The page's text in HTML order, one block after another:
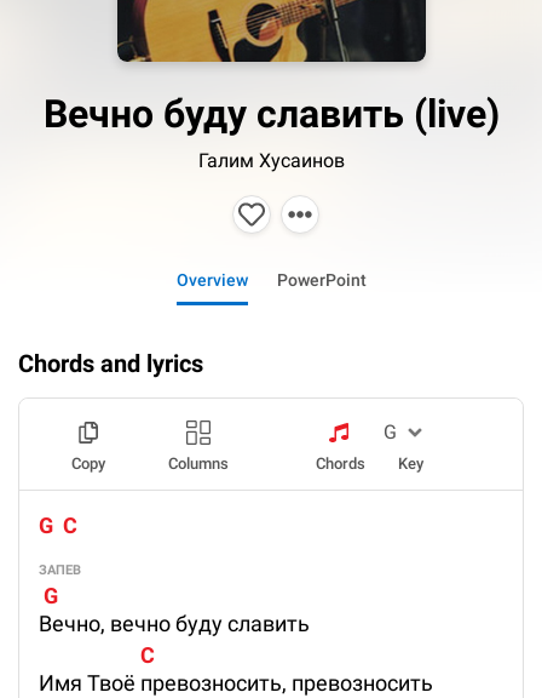
Вечно буду славить (live)
Галим Хусаинов
Overview PowerPoint
Chords and lyrics
Copy Columns Chords Key
G  C
ЗАПЕВ
G
Вечно, вечно буду славить
                     C
Имя Твоё превозносить, превозносить